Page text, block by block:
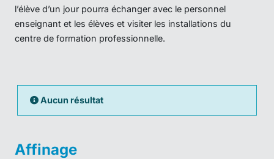
l’élève d’un jour pourra échanger avec le personnel
enseignant et les élèves et visiter les installations du
centre de formation professionnelle.
Aucun résultat
Affinage